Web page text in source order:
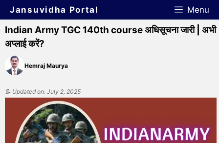
Jansuvidha Portal Menu
Indian Army TGC 140th course अधिसूचना जारी | अभी
अप्लाई करें?
Hemraj Maurya
📝 Updated on: July 2, 2025